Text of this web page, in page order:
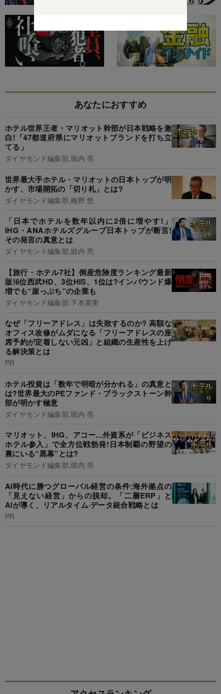
あなたにおすすめ
ホテル世界王者・マリオット幹部が日本戦略を激
白!「47都道府県にマリオットブランドを打ち立
てる」
ダイヤモンド編集部,堀内 亮
世界最大手ホテル・マリオットの日本トップが明
かす、市場開拓の「切り札」とは?
ダイヤモンド編集部,梅野 悠
「日本でホテルを数年以内に2倍に増やす!」
IHG・ANAホテルズグループ日本トップが断言!
その発言の真意とは
ダイヤモンド編集部,堀内 亮
【旅行・ホテル7社】倒産危険度ランキング最新
版!6位西武HD、3位HIS、1位は?インバウンド爆
増でも“崖っぷち”の企業も
ダイヤモンド編集部,下本菜実
なぜ「フリーアドレス」は失敗するのか? 高額な
オフィス改修がムダになる「フリーアドレスの座
席予約が定着しない元凶」と組織の生産性を上げ
る解決策とは
PR
ホテル投資は「数年で明暗が分かれる」の真意と
は?世界最大のPEファンド・ブラックストーン幹
部が明かす極意
ダイヤモンド編集部,堀内 亮
マリオット、IHG、アコー...外資系が「ビジネス
ホテル参入」で全方位戦勃発!日本制覇の野望の
裏にいる“黒幕”とは?
ダイヤモンド編集部,堀内 亮
AI時代に勝つグローバル経営の条件:海外拠点の
「見えない経営」からの脱却。「二層ERP」と
AIが導く、リアルタイム·データ統合戦略とは
PR